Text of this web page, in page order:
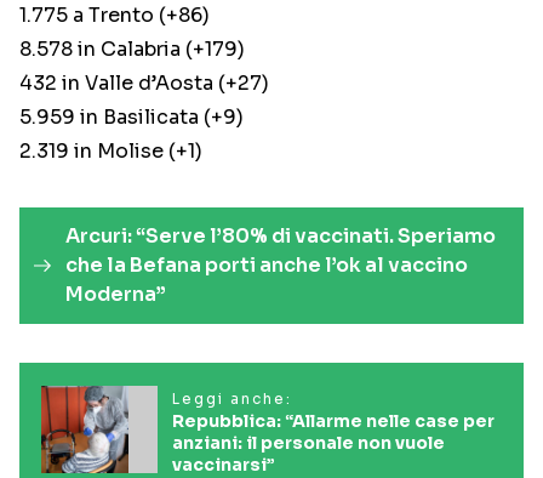
1.775 a Trento (+86)
8.578 in Calabria (+179)
432 in Valle d’Aosta (+27)
5.959 in Basilicata (+9)
2.319 in Molise (+1)
Arcuri: “Serve l’80% di vaccinati. Speriamo
che la Befana porti anche l’ok al vaccino
Moderna”
Leggi anche:
Repubblica: “Allarme nelle case per
anziani: il personale non vuole
vaccinarsi”